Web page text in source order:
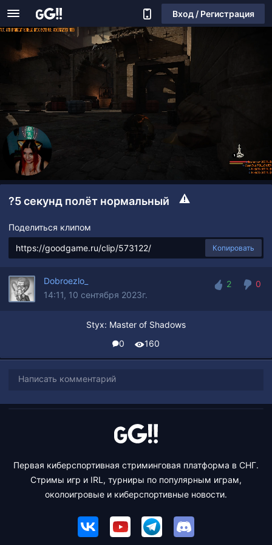
Вход / Регистрация
?5 секунд полёт нормальный
Поделиться клипом
Копировать
Dobroezlo_
14:11, 10 сентября 2023г.
2
0
Styx: Master of Shadows
0
160
Написать комментарий
Первая киберспортивная стриминговая платформа в СНГ.
Стримы игр и IRL, турниры по популярным играм,
околоигровые и киберспортивные новости.